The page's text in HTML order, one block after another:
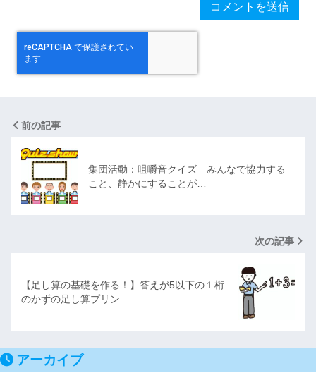
前の記事
集団活動：咀嚼音クイズ みんなで協力する
こと、静かにすることが…
次の記事
【足し算の基礎を作る！】答えが5以下の１桁
のかずの足し算プリン…
アーカイブ